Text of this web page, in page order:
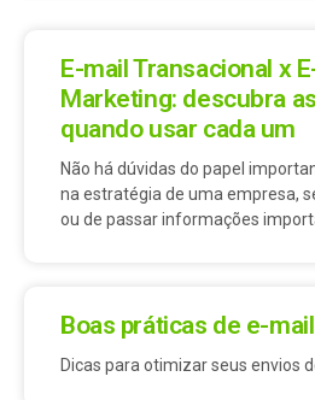
E-mail Transacional x
Marketing: descubra
quando usar cada um
Não há dúvidas do papel
na estratégia de uma empresa,
ou de passar informações
Boas práticas de e-
Dicas para otimizar seus envios